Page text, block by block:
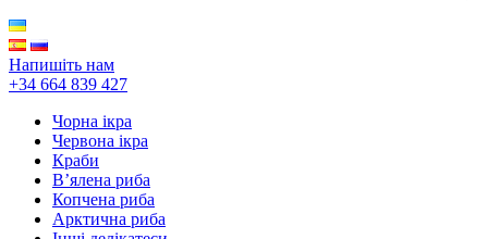
Напишіть нам
+34 664 839 427
Чорна ікра
Червона ікра
Краби
В’ялена риба
Копчена риба
Арктична риба